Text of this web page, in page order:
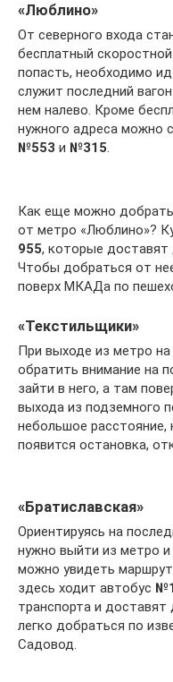
«Люблино»
От северного входа
бесплатный
попасть, необходимо
служит последний
нем налево. Кроме
нужного адреса можно
№553 и №315.
Как еще можно
от метро «Люблино»?
955, которые доставят
Чтобы добраться от
поверх МКАДа по
«Текстильщики»
При выходе из метро
обратить внимание на
зайти в него, а там
выхода из подземного
небольшое расстояние,
появится остановка,
«Братиславская»
Ориентируясь на
нужно выйти из метро и
можно увидеть
здесь ходит автобус
транспорта и
легко добраться по
Садовод.